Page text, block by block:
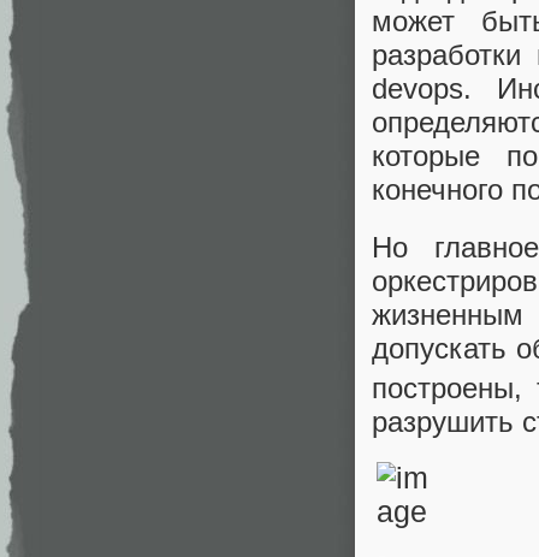
может
devops.
которые
конечного
Но
жизненным
допускать
построены,
разрушить